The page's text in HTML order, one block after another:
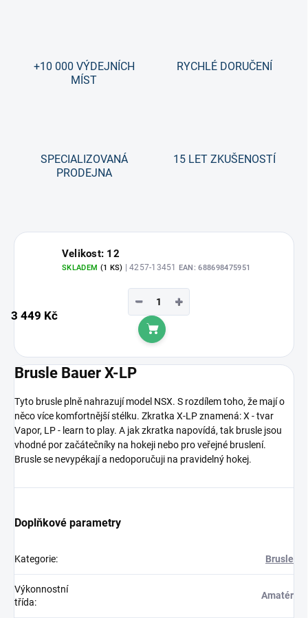
+10 000 VÝDEJNÍCH
MÍST
RYCHLÉ DORUČENÍ
SPECIALIZOVANÁ
PRODEJNA
15 LET ZKUŠENOSTÍ
Velikost: 12
SKLADEM (1 KS) | 4257-13451 EAN: 688698475951
3 449 Kč
+
−
Do košíku
Brusle Bauer X-LP
Tyto brusle plně nahrazují model NSX. S rozdílem toho, že mají o
něco více komfortnější stélku. Zkratka X-LP znamená: X - tvar
Vapor, LP - learn to play. A jak zkratka napovídá, tak brusle jsou
vhodné por začátečníky na hokeji nebo pro veřejné bruslení.
Brusle se nevypékají a nedoporučuji na pravidelný hokej.
Doplňkové parametry
Kategorie: Brusle
Výkonnostní
třída:
Amatér